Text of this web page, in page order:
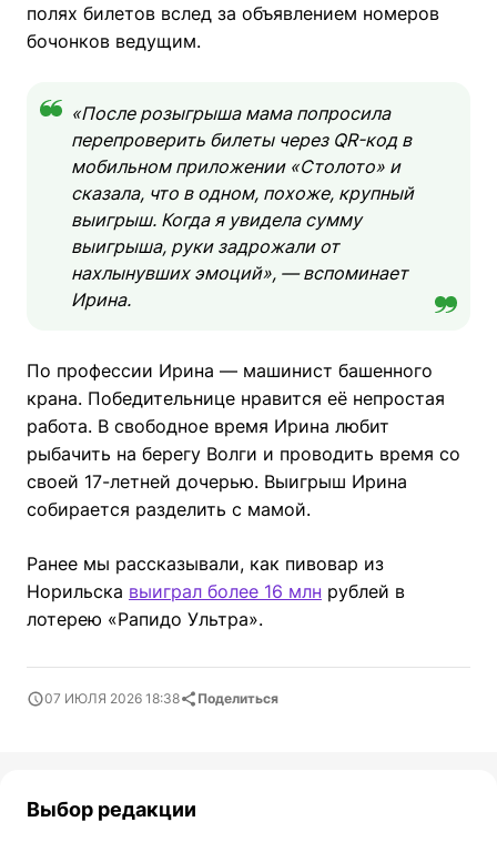
полях билетов вслед за объявлением номеров
бочонков ведущим.
«После розыгрыша мама попросила
перепроверить билеты через QR-код в
мобильном приложении «Столото» и
сказала, что в одном, похоже, крупный
выигрыш. Когда я увидела сумму
выигрыша, руки задрожали от
нахлынувших эмоций», — вспоминает
Ирина.
По профессии Ирина — машинист башенного
крана. Победительнице нравится её непростая
работа. В свободное время Ирина любит
рыбачить на берегу Волги и проводить время со
своей 17-летней дочерью. Выигрыш Ирина
собирается разделить с мамой.
Ранее мы рассказывали, как пивовар из
Норильска выиграл более 16 млн рублей в
лотерею «Рапидо Ультра».
07 ИЮЛЯ 2026 18:38 Поделиться
Выбор редакции